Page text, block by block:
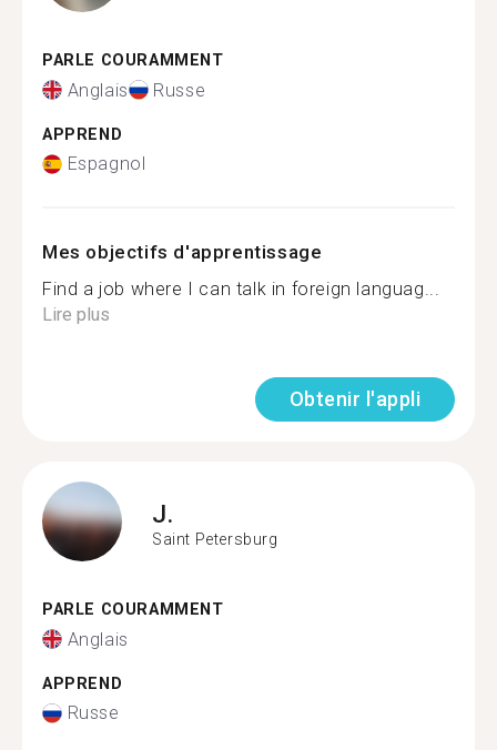
PARLE COURAMMENT
Anglais Russe
APPREND
Espagnol
Mes objectifs d'apprentissage
Find a job where I can talk in foreign languag...
Lire plus
Obtenir l'appli
J.
Saint Petersburg
PARLE COURAMMENT
Anglais
APPREND
Russe